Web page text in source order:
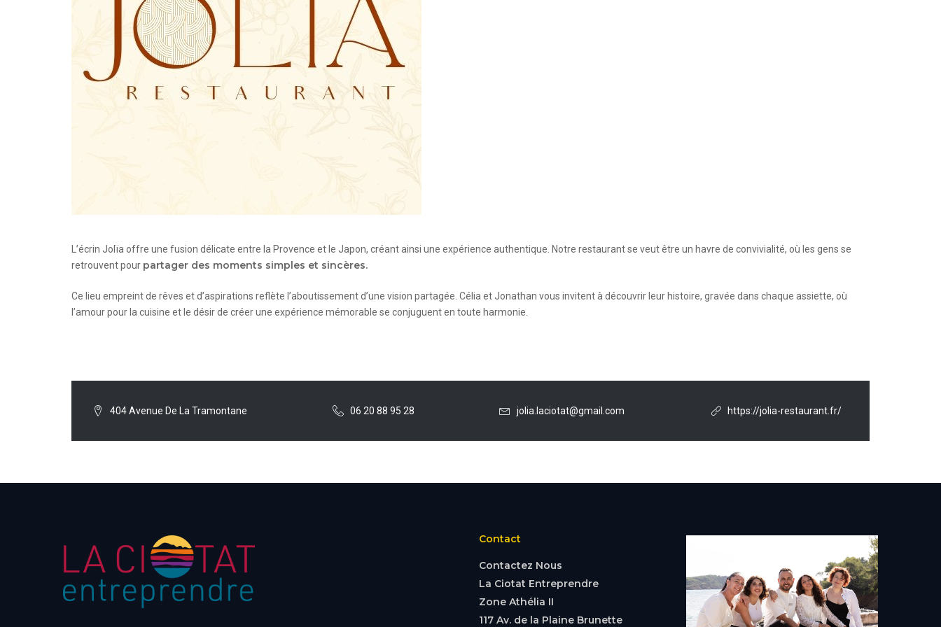
L’écrin Jolïa offre une fusion délicate entre la Provence et le Japon, créant ainsi une expérience authentique. Notre restaurant se veut être un havre de convivialité, où les gens se
retrouvent pour partager des moments simples et sincères.
Ce lieu empreint de rêves et d’aspirations reflète l’aboutissement d’une vision partagée. Célia et Jonathan vous invitent à découvrir leur histoire, gravée dans chaque assiette, où
l’amour pour la cuisine et le désir de créer une expérience mémorable se conjuguent en toute harmonie.
404 Avenue De La Tramontane 06 20 88 95 28 jolia.laciotat@gmail.com https://jolia-restaurant.fr/
Contact
Contactez Nous
La Ciotat Entreprendre
Zone Athélia II
117 Av. de la Plaine Brunette